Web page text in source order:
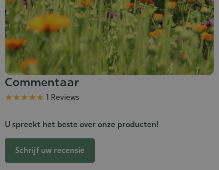
Commentaar
Kwaliteit
     1 Reviews
U spreekt het beste over onze producten!
Schrijf uw recensie